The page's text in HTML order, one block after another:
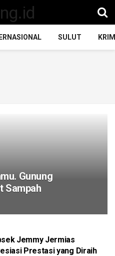
SULUT
Gunung
Sampah
Jemmy Jermias
Prestasi yang Diraih